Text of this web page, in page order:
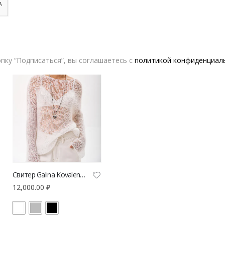
Свитер Galina Kovalenko из мохера
12,000.00 ₽
“Подписаться”, вы соглашаетесь с политикой